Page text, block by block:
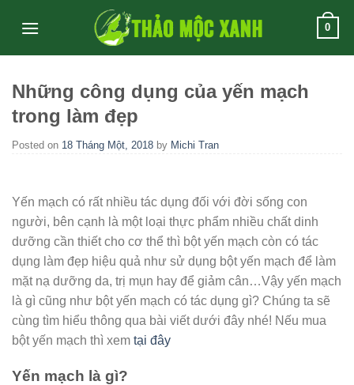
0
Những công dụng của yến mạch
trong làm đẹp
Posted on 18 Tháng Một, 2018 by Michi Tran
Yến mạch có rất nhiều tác dụng đối với đời sống con
người, bên cạnh là một loại thực phẩm nhiều chất dinh
dưỡng cần thiết cho cơ thể thì bột yến mạch còn có tác
dụng làm đẹp hiệu quả như sử dụng bột yến mạch để làm
mặt nạ dưỡng da, trị mụn hay để giảm cân…Vậy yến mạch
là gì cũng như bột yến mạch có tác dụng gì? Chúng ta sẽ
cùng tìm hiểu thông qua bài viết dưới đây nhé! Nếu mua
bột yến mạch thì xem tại đây
Yến mạch là gì?